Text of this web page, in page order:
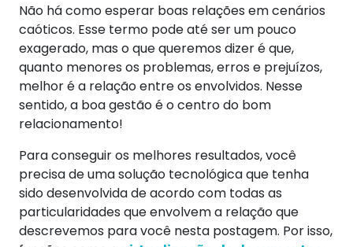
Não há como esperar boas relações em cenários
caóticos. Esse termo pode até ser um pouco
exagerado, mas o que queremos dizer é que,
quanto menores os problemas, erros e prejuízos,
melhor é a relação entre os envolvidos. Nesse
sentido, a boa gestão é o centro do bom
relacionamento!
Para conseguir os melhores resultados, você
precisa de uma solução tecnológica que tenha
sido desenvolvida de acordo com todas as
particularidades que envolvem a relação que
descrevemos para você nesta postagem. Por isso,